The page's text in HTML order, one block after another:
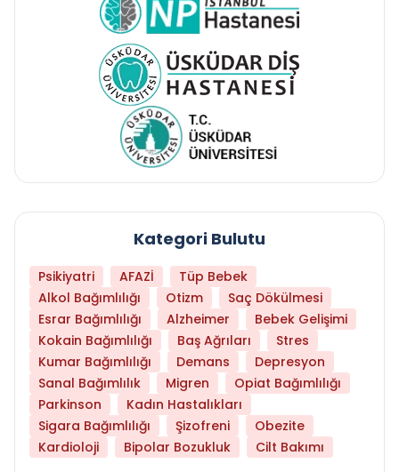
Kategori Bulutu
Psikiyatri AFAZİ
Tüp Bebek
Alkol Bağımlılığı
Otizm
Saç Dökülmesi
Esrar Bağımlılığı
Alzheimer
Bebek Gelişimi
Kokain Bağımlılığı
Baş Ağrıları
Stres
Kumar Bağımlılığı
Demans
Depresyon
Sanal Bağımlılık
Migren
Opiat Bağımlılığı
Parkinson
Kadın Hastalıkları
Sigara Bağımlılığı
Şizofreni
Obezite
Kardioloji
Bipolar Bozukluk Cilt Bakımı